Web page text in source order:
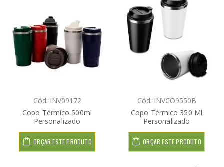
Cód: INV09172
Copo Térmico 500ml
Personalizado
ORÇAR ESTE PRODUTO
Cód: INVCO9550B
Copo Térmico 350 Ml
Personalizado
ORÇAR ESTE PRODUTO